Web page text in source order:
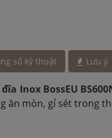
số kỹ thuật Lưu ý
Inox BossEU
ăn mòn, gỉ sét trong